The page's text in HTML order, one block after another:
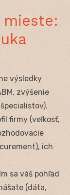
mieste:
výsledky
zvýšenie
firmy (veľkosť,
ich
sa váš pohľad
(dáta,